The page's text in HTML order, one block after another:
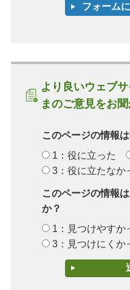
より良いウェブ
まのご意見をお
このページの情報
1：役に立った
3：役に立たなか
このページの情報
か？
1：見つけやすか
3：見つけにくか